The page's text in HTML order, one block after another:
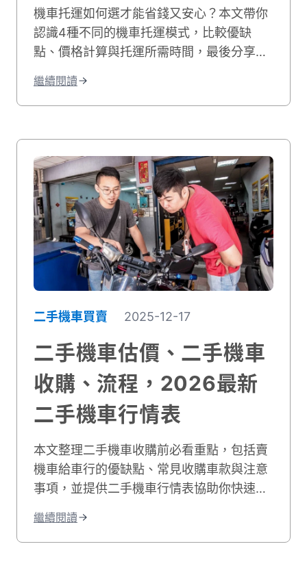
機車托運如何選才能省錢又安心？本文帶你
認識4種不同的機車托運模式，比較優缺
點、價格計算與托運所需時間，最後分享台
或重機，都能提供專業、安心且價格合理的
服務。
繼續閱讀
二手機車買賣 2025-12-17
二手機車估價、二手機車
收購、流程，2026最新
二手機車行情表
本文整理二手機車收購前必看重點，包括賣
機車給車行的優缺點、常見收購車款與注意
事項，並提供二手機車行情表協助你快速估
購，都能透過本文掌握賣機車的安全交易方
法。
繼續閱讀